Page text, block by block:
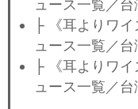
ュース一覧／台
├ 《耳よりワ
ュース一覧／台
├ 《耳よりワ
ュース一覧／台